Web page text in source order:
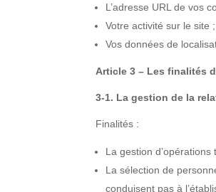
L’adresse URL de vos
Votre activité sur le site ;
Vos données de
Article 3 – Les finalités
3-1. La gestion de la
Finalités :
La gestion d’opérations
La sélection de
conduisent pas à